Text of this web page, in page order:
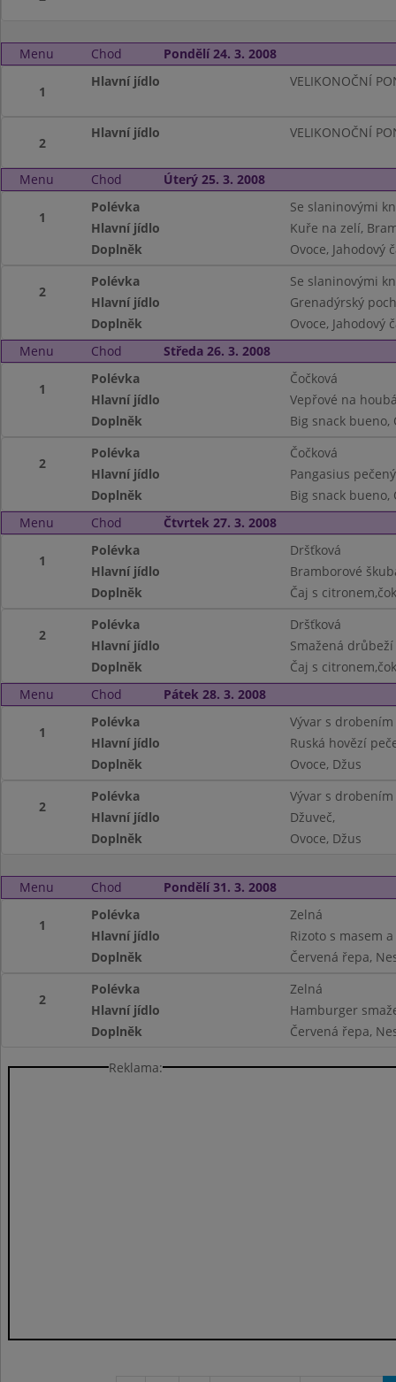
Menu Chod Pondělí 24. 3. 2008
1
Hlavní jídlo VELIKONOČNÍ
2
Hlavní jídlo VELIKONOČNÍ
Menu Chod Úterý 25. 3. 2008
1
Polévka
Se slaninovými
Hlavní jídlo
Kuře na zelí,
Doplněk
Ovoce, Jahodový
2
Polévka
Se slaninovými
Hlavní jídlo
Grenadýrský
Doplněk
Ovoce, Jahodový
Menu
Chod Středa 26. 3. 2008
1
Polévka
Čočková
Hlavní jídlo
Vepřové na
Doplněk
Big snack
2
Polévka
Čočková
Hlavní jídlo
Pangasius
Doplněk
Big snack
Menu
Chod Čtvrtek 27. 3. 2008
1
Polévka
Dršťková
Hlavní jídlo
Bramborové
Doplněk
Čaj s
2
Polévka
Dršťková
Hlavní jídlo
Smažená
Doplněk
Čaj s
Menu
Chod Pátek 28. 3. 2008
1
Polévka
Vývar s drobením
Hlavní jídlo
Ruská hovězí
Doplněk
Ovoce, Džus
2
Polévka
Vývar s drobením
Hlavní jídlo
Džuveč,
Doplněk
Ovoce, Džus
Menu Chod Pondělí 31. 3. 2008
1
Polévka
Zelná
Hlavní jídlo
Rizoto s masem
Doplněk
Červená řepa,
2
Polévka
Zelná
Hlavní jídlo
Hamburger
Doplněk
Červená řepa,
Reklama: